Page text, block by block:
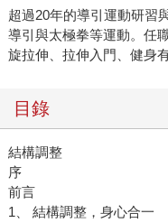
超過20年的導引運動研習
導引與太極拳等運動。任
旋拉伸、拉伸入門、健身
目錄
結構調整
序
前言
1、 結構調整，身心合一